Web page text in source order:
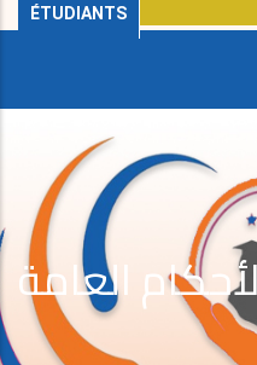
ÉTUDIANTS
العامة